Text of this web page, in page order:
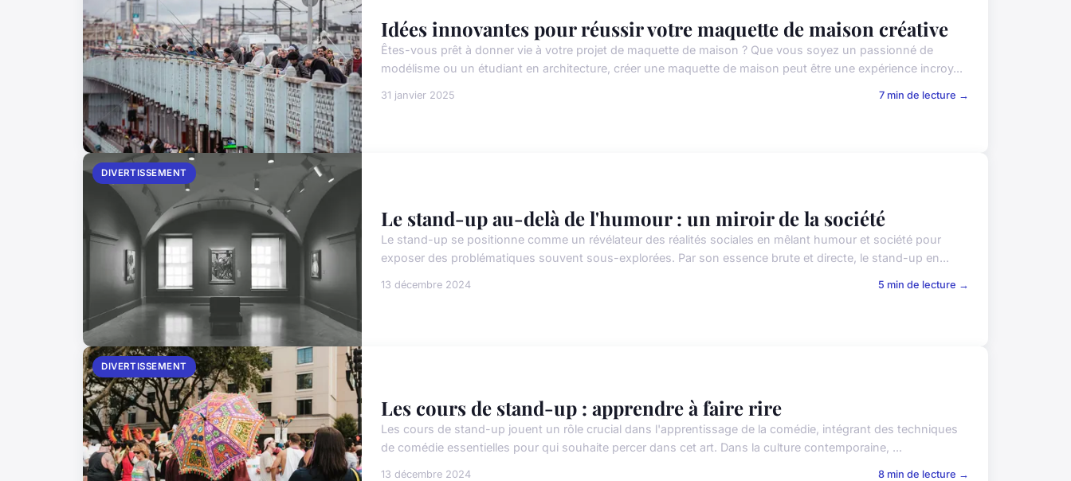
Idées innovantes pour réussir votre maquette de maison créative
Êtes-vous prêt à donner vie à votre projet de maquette de maison ? Que vous soyez un passionné de
modélisme ou un étudiant en architecture, créer une maquette de maison peut être une expérience incroy...
31 janvier 2025 7 min de lecture →
DIVERTISSEMENT
Le stand-up au-delà de l'humour : un miroir de la société
Le stand-up se positionne comme un révélateur des réalités sociales en mêlant humour et société pour
exposer des problématiques souvent sous-explorées. Par son essence brute et directe, le stand-up en...
13 décembre 2024 5 min de lecture →
DIVERTISSEMENT
Les cours de stand-up : apprendre à faire rire
Les cours de stand-up jouent un rôle crucial dans l'apprentissage de la comédie, intégrant des techniques
de comédie essentielles pour qui souhaite percer dans cet art. Dans la culture contemporaine, ...
13 décembre 2024 8 min de lecture →